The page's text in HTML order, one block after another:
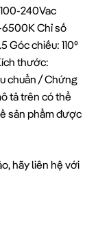
240Vac
Chỉ số
Góc chiếu: 110⁰
thước:
chuẩn / Chứng
tả trên có thể
sản phẩm được
hãy liên hệ với